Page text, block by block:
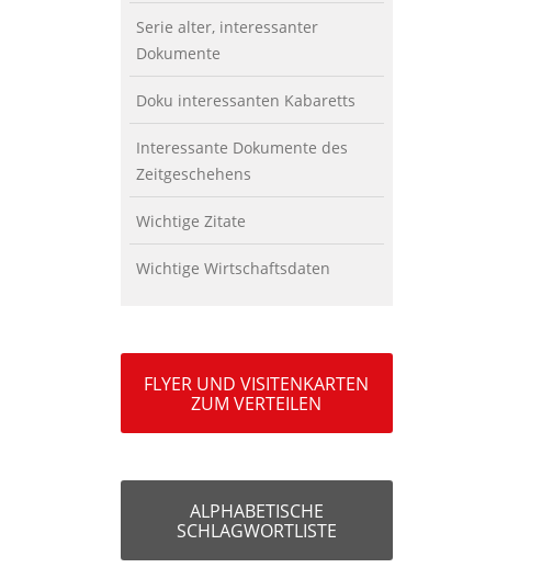
Serie alter, interessanter
Dokumente
Doku interessanten Kabaretts
Interessante Dokumente des
Zeitgeschehens
Wichtige Zitate
Wichtige Wirtschaftsdaten
FLYER UND VISITENKARTEN
ZUM VERTEILEN
ALPHABETISCHE
SCHLAGWORTLISTE